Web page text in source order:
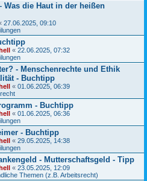
Was die Haut in der heißen
27.06.2025, 09:10
« 22.06.2025, 07:32
- Menschenrechte und Ethik
- Buchtipp
« 01.06.2025, 06:39
- Buchtipp
« 01.06.2025, 06:36
- Buchtipp
« 29.05.2025, 14:38
- Mutterschaftsgeld - Tipp
« 23.05.2025, 12:09
Themen (z.B. Arbeitsrecht)